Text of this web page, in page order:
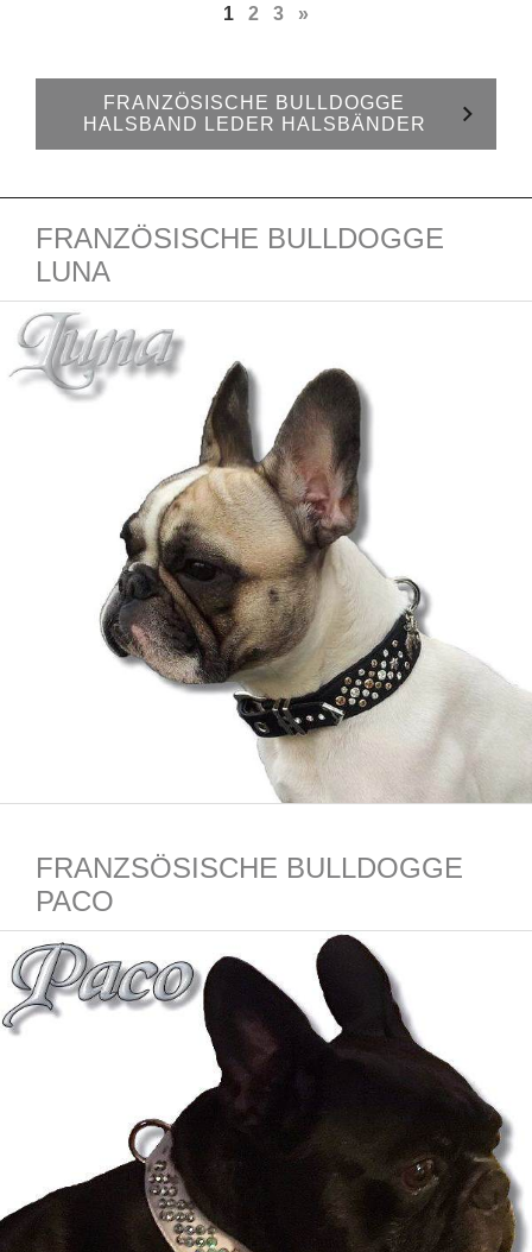
1 2 3 »
FRANZÖSISCHE BULLDOGGE
HALSBAND LEDER HALSBÄNDER
FRANZÖSISCHE BULLDOGGE
LUNA
FRANZSÖSISCHE BULLDOGGE
PACO